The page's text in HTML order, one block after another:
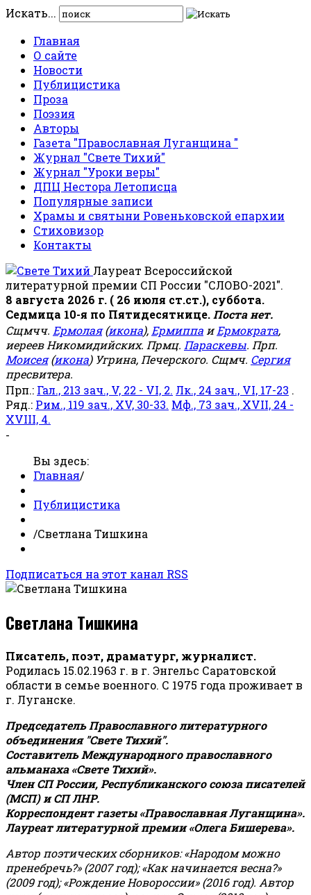
Искать...
Главная
О сайте
Новости
Публицистика
Проза
Поэзия
Авторы
Газета "Православная Луганщина "
Журнал "Свете Тихий"
Журнал "Уроки веры"
ДПЦ Нестора Летописца
Популярные записи
Храмы и святыни Ровеньковской епархии
Стиховизор
Контакты
Лауреат Всероссийской
литературной премии СП России "СЛОВО-2021".
8 августа 2026 г. ( 26 июля ст.ст.), суббота.
Седмица 10-я по Пятидесятнице. Поста нет.
Сщмчч. Ермолая(икона), Ермиппа иЕрмократа,
иереев Никомидийских. Прмц. Параскевы. Прп.
Моисея(икона) Угрина, Печерского. Сщмч. Сергия
пресвитера.
Прп.: Гал., 213 зач., V, 22 - VI, 2. Лк., 24 зач., VI, 17-23 .
Ряд.: Рим., 119 зач., XV, 30-33. Мф., 73 зач., XVII, 24 -
XVIII, 4.
-
Вы здесь:
Главная/
Публицистика
/Светлана Тишкина
Подписаться на этот канал RSS
Светлана Тишкина
Писатель, поэт, драматург, журналист.
Родилась 15.02.1963 г. в г. Энгельс Саратовской
области в семье военного. С 1975 года проживает в
г. Луганске.
Председатель Православного литературного
объединения "Свете Тихий".
Составитель Международного православного
альманаха «Свете Тихий».
Член СП России, Республиканского союза писателей
(МСП) и СП ЛНР.
Корреспондент газеты «Православная Луганщина».
Лауреат литературной премии «Олега Бишерева».
Автор поэтических сборников: «Народом можно
пренебречь?» (2007 год); «Как начинается весна?»
(2009 год); «Рождение Новороссии» (2016 год). Автор